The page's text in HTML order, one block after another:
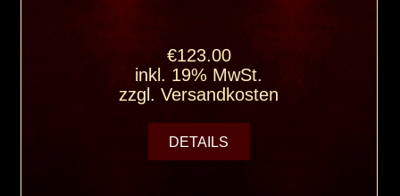
€123.00
inkl. 19% MwSt.
zzgl.Versandkosten
DETAILS